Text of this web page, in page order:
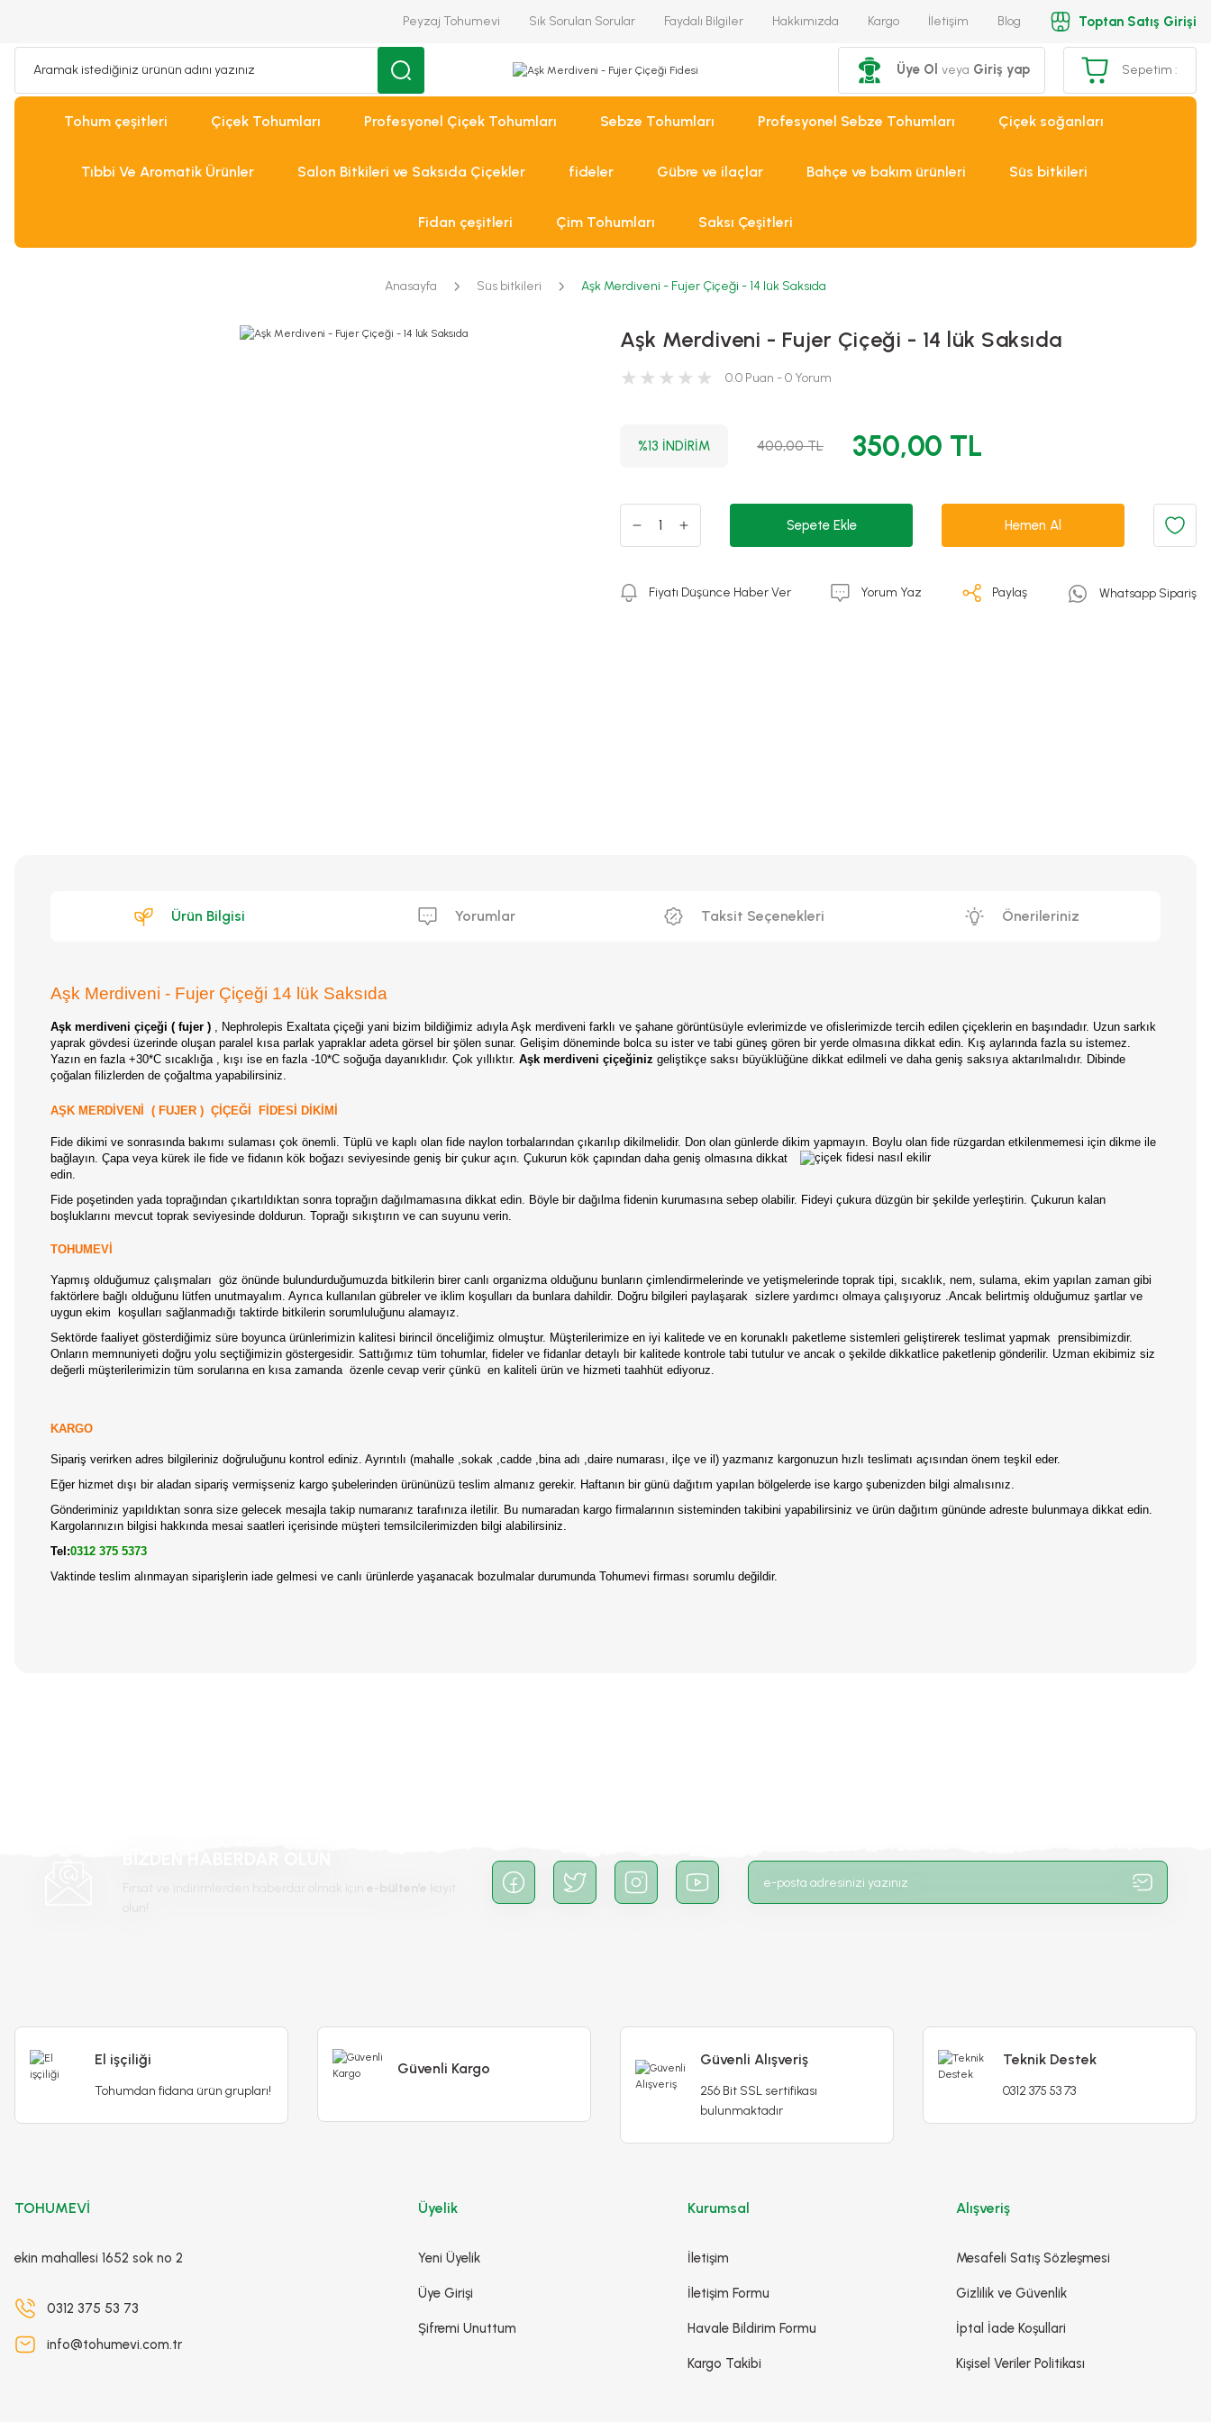
Peyzaj Tohumevi Sık Sorulan Sorular Faydalı Bilgiler Hakkımızda Kargo İletişim Blog Toptan Satış Girişi
Üye Ol veya Giriş yap Sepetim :
Tohum çeşitleri Çiçek Tohumları Profesyonel Çiçek Tohumları Sebze Tohumları Profesyonel Sebze Tohumları Çiçek soğanları
Tıbbi Ve Aromatik Ürünler Salon Bitkileri ve Saksıda Çiçekler fideler Gübre ve ilaçlar Bahçe ve bakım ürünleri Süs bitkileri
Fidan çeşitleri Çim Tohumları Saksı Çeşitleri
Anasayfa Süs bitkileri Aşk Merdiveni - Fujer Çiçeği - 14 lük Saksıda
Aşk Merdiveni - Fujer Çiçeği - 14 lük Saksıda
0.0 Puan - 0 Yorum
%13 İNDİRİM 400,00 TL 350,00 TL
Sepete Ekle Hemen Al
Fiyatı Düşünce Haber Ver Yorum Yaz Paylaş Whatsapp Sipariş
Ürün Bilgisi Yorumlar Taksit Seçenekleri Önerileriniz
Aşk Merdiveni - Fujer Çiçeği 14 lük Saksıda
Aşk merdiveni çiçeği ( fujer ) , Nephrolepis Exaltata çiçeği yani bizim bildiğimiz adıyla Aşk merdiveni farklı ve şahane görüntüsüyle evlerimizde ve ofislerimizde tercih edilen çiçeklerin en başındadır. Uzun sarkık
yaprak gövdesi üzerinde oluşan paralel kısa parlak yapraklar adeta görsel bir şölen sunar. Gelişim döneminde bolca su ister ve tabi güneş gören bir yerde olmasına dikkat edin. Kış aylarında fazla su istemez.
Yazın en fazla +30*C sıcaklığa , kışı ise en fazla -10*C soğuğa dayanıklıdır. Çok yıllıktır. Aşk merdiveni çiçeğiniz geliştikçe saksı büyüklüğüne dikkat edilmeli ve daha geniş saksıya aktarılmalıdır. Dibinde
çoğalan filizlerden de çoğaltma yapabilirsiniz.
AŞK MERDİVENİ ( FUJER ) ÇİÇEĞİ FİDESİ DİKİMİ
Fide dikimi ve sonrasında bakımı sulaması çok önemli. Tüplü ve kaplı olan fide naylon torbalarından çıkarılıp dikilmelidir. Don olan günlerde dikim yapmayın. Boylu olan fide rüzgardan etkilenmemesi için dikme ile
bağlayın. Çapa veya kürek ile fide ve fidanın kök boğazı seviyesinde geniş bir çukur açın. Çukurun kök çapından daha geniş olmasına dikkat
edin.
Fide poşetinden yada toprağından çıkartıldıktan sonra toprağın dağılmamasına dikkat edin. Böyle bir dağılma fidenin kurumasına sebep olabilir. Fideyi çukura düzgün bir şekilde yerleştirin. Çukurun kalan
boşluklarını mevcut toprak seviyesinde doldurun. Toprağı sıkıştırın ve can suyunu verin.
TOHUMEVİ
Yapmış olduğumuz çalışmaları göz önünde bulundurduğumuzda bitkilerin birer canlı organizma olduğunu bunların çimlendirmelerinde ve yetişmelerinde toprak tipi, sıcaklık, nem, sulama, ekim yapılan zaman gibi
faktörlere bağlı olduğunu lütfen unutmayalım. Ayrıca kullanılan gübreler ve iklim koşulları da bunlara dahildir. Doğru bilgileri paylaşarak sizlere yardımcı olmaya çalışıyoruz .Ancak belirtmiş olduğumuz şartlar ve
uygun ekim
koşulları sağlanmadığı taktirde bitkilerin sorumluluğunu alamayız.
Sektörde faaliyet gösterdiğimiz süre boyunca ürünlerimizin kalitesi birincil önceliğimiz olmuştur. Müşterilerimize en iyi kalitede ve en korunaklı paketleme sistemleri geliştirerek teslimat yapmak prensibimizdir.
Onların memnuniyeti doğru yolu seçtiğimizin göstergesidir. Sattığımız tüm tohumlar, fideler ve fidanlar detaylı bir kalitede kontrole tabi tutulur ve ancak o şekilde dikkatlice paketlenip gönderilir. Uzman ekibimiz siz
değerli müşterilerimizin tüm sorularına en kısa zamanda özenle cevap verir çünkü en kaliteli ürün ve hizmeti taahhüt ediyoruz.
KARGO
Sipariş verirken adres bilgileriniz doğruluğunu kontrol ediniz. Ayrıntılı (mahalle ,sokak ,cadde ,bina adı ,daire numarası, ilçe ve il) yazmanız kargonuzun hızlı teslimatı açısından önem teşkil eder.
Eğer hizmet dışı bir aladan sipariş vermişseniz kargo şubelerinden ürününüzü teslim almanız gerekir. Haftanın bir günü dağıtım yapılan bölgelerde ise kargo şubenizden bilgi almalısınız.
Gönderiminiz yapıldıktan sonra size gelecek mesajla takip numaranız tarafınıza iletilir. Bu numaradan kargo firmalarının sisteminden takibini yapabilirsiniz ve ürün dağıtım gününde adreste bulunmaya dikkat edin.
Kargolarınızın bilgisi hakkında mesai saatleri içerisinde müşteri temsilcilerimizden bilgi alabilirsiniz.
Tel:0312 375 5373
Vaktinde teslim alınmayan siparişlerin iade gelmesi ve canlı ürünlerde yaşanacak bozulmalar durumunda Tohumevi firması sorumlu değildir.
El işçiliği
Tohumdan fidana ürün grupları!
Güvenli Kargo
Güvenli Alışveriş
256 Bit SSL sertifikası
bulunmaktadır
Teknik Destek
0312 375 53 73
TOHUMEVİ
ekin mahallesi 1652 sok no 2
0312 375 53 73
info@tohumevi.com.tr
Üyelik
Yeni Üyelik
Üye Girişi
Şifremi Unuttum
Kurumsal
İletişim
İletişim Formu
Havale Bildirim Formu
Kargo Takibi
Alışveriş
Mesafeli Satış Sözleşmesi
Gizlilik ve Güvenlik
İptal İade Koşullari
Kişisel Veriler Politikası